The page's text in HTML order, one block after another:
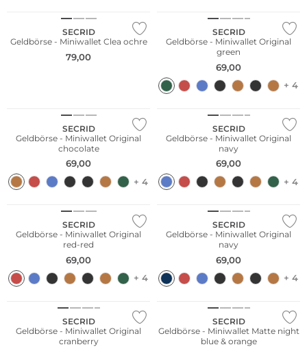
SECRID
Geldbörse - Miniwallet Clea ochre
79,00
SECRID
Geldbörse - Miniwallet Original
green
69,00
+ 4
SECRID
Geldbörse - Miniwallet Original
chocolate
69,00
+ 4
Nachhaltig
SECRID
Geldbörse - Miniwallet Original
navy
69,00
+ 4
Nachhaltig
SECRID
Geldbörse - Miniwallet Original
red-red
69,00
+ 4
Nachhaltig
SECRID
Geldbörse - Miniwallet Original
navy
69,00
+ 4
Nachhaltig
SECRID
Geldbörse - Miniwallet Original
cranberry
Nachhaltig
SECRID
Geldbörse - Miniwallet Matte night
blue & orange